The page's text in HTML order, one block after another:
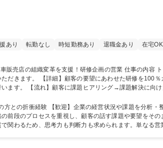
あり 転勤なし 時短勤務あり 退職金あり 在宅OK
場合によってはコンサル
ます。 【流れ】顧客に課題ヒアリング→課題解決に向
・次回提案 【働き方】在宅勤務あり/出張有(日帰り含め月数
験 【歓迎】企業の経営状況や課題を分析・整理してきた経験 【
前段のプロセスを重視し、顧客の話す課題や要望をそ
関わるため、思考力も判断力も求められます。単なる